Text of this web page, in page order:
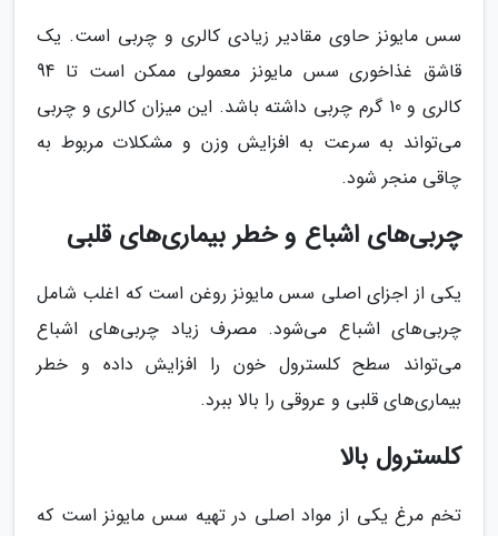
سس مایونز حاوی مقادیر زیادی کالری و چربی است. یک
قاشق غذاخوری سس مایونز معمولی ممکن است تا 94
کالری و 10 گرم چربی داشته باشد. این میزان کالری و چربی
می‌تواند به سرعت به افزایش وزن و مشکلات مربوط به
چاقی منجر شود.
چربی‌های اشباع و خطر بیماری‌های قلبی
یکی از اجزای اصلی سس مایونز روغن است که اغلب شامل
چربی‌های اشباع می‌شود. مصرف زیاد چربی‌های اشباع
می‌تواند سطح کلسترول خون را افزایش داده و خطر
بیماری‌های قلبی و عروقی را بالا ببرد.
کلسترول بالا
تخم مرغ یکی از مواد اصلی در تهیه سس مایونز است که